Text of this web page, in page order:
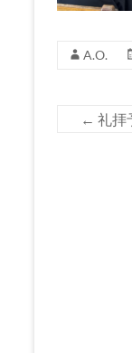
A.O.
← 礼拝